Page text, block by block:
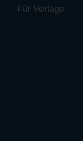
Für Verlage